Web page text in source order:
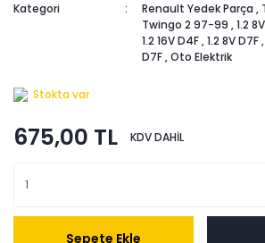
Kategori
Renault Yedek Parça ,
Twingo 2 97-99 ,1.2
1.2 16V D4F,1.2 8V D7F,
D7F,Oto Elektrik
Stokta var
675,00 TL KDV DAHİL
Sepete Ekle